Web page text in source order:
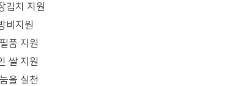
김치 지원
비지원
품 지원
쌀 지원
을 실천